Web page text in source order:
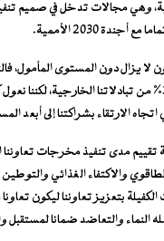
2030 الأممية.
يزال دون المستوى المأمول،
منطقتينا لا تتجاوز 2% من تبادلاتنا الخارجية،
الارتقاء بشراكتنا إلى أبعد
مدى تنفيذ مخرجات تعاوننا
والاكتفاء الغذائي
بتعزيز تعاوننا ليكون
النماء والتعاضد ضمانا لمستقبل